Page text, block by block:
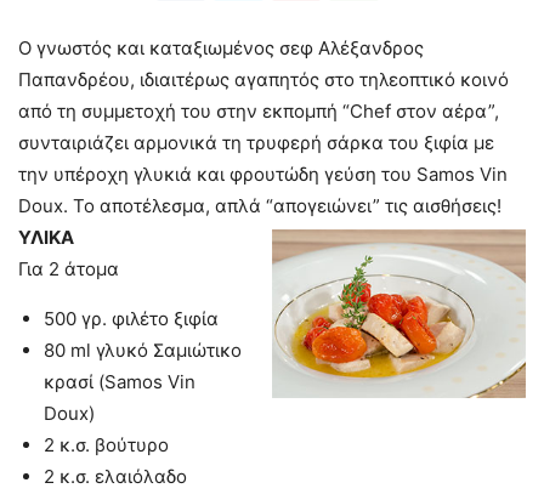
O γνωστός και καταξιωμένος σεφ Αλέξανδρος
Παπανδρέου, ιδιαιτέρως αγαπητός στο τηλεοπτικό κοινό
από τη συμμετοχή του στην εκπομπή “Chef στον αέρα”,
συνταιριάζει αρμονικά τη τρυφερή σάρκα του ξιφία με
την υπέροχη γλυκιά και φρουτώδη γεύση του Samos Vin
Doux. Το αποτέλεσμα, απλά “απογειώνει” τις αισθήσεις!
ΥΛΙΚΑ
Για 2 άτομα
500 γρ. φιλέτο ξιφία
80 ml γλυκό Σαμιώτικο
κρασί (Samos Vin
Doux)
2 κ.σ. βούτυρο
2 κ.σ. ελαιόλαδο